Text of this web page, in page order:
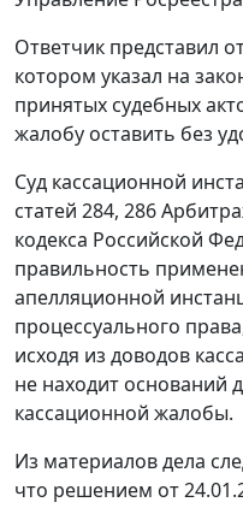
Ответчик представил
котором указал на
принятых судебных
жалобу оставить без
Суд кассационной
статей 284, 286
кодекса Российской
правильность
апелляционной
процессуального
исходя из доводов
не находит оснований
кассационной жалобы.
Из материалов дела
что решением от